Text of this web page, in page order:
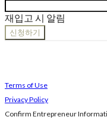
재입고 시 알림
신청하기
Terms of Use
Privacy Policy
Confirm Entrepreneur